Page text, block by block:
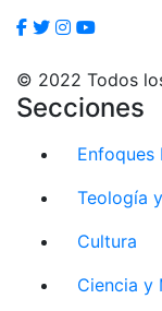
© 2022 Todos
Secciones
Enfoques
Teología
Cultura
Ciencia y